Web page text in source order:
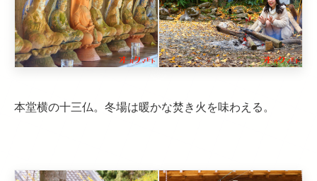
本堂横の十三仏。冬場は暖かな焚き火を味わえる。